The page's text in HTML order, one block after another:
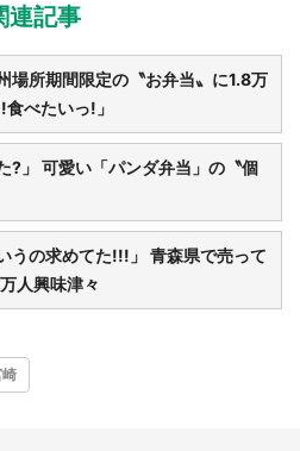
選択する
連記事
場所期間限定の〝お弁当〟に1.8万
べたいっ!」
?」 可愛い「パンダ弁当」の〝個
うの求めてた!!!」 青森県で売って
人興味津々